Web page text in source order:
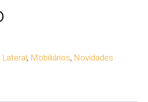
, Mobiliários, Novidades